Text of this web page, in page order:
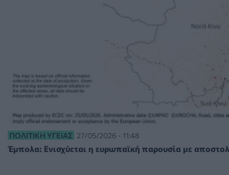
ΠΟΛΙΤΙΚΉ ΥΓΕΊΑΣ 27/05/2026 - 11:48
Έμπολα: Ενισχύεται η ευρωπαϊκή παρουσία με